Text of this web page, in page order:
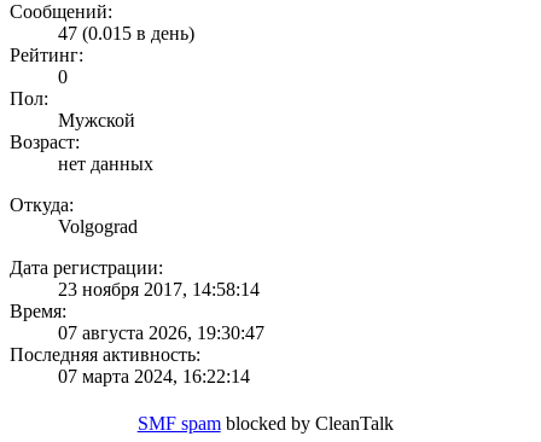
Сообщений:
47 (0.015 в день)
Рейтинг:
0
Пол:
Мужской
Возраст:
нет данных
Откуда:
Volgograd
Дата регистрации:
23 ноября 2017, 14:58:14
Время:
07 августа 2026, 19:30:47
Последняя активность:
07 марта 2024, 16:22:14
SMF spamblocked by CleanTalk